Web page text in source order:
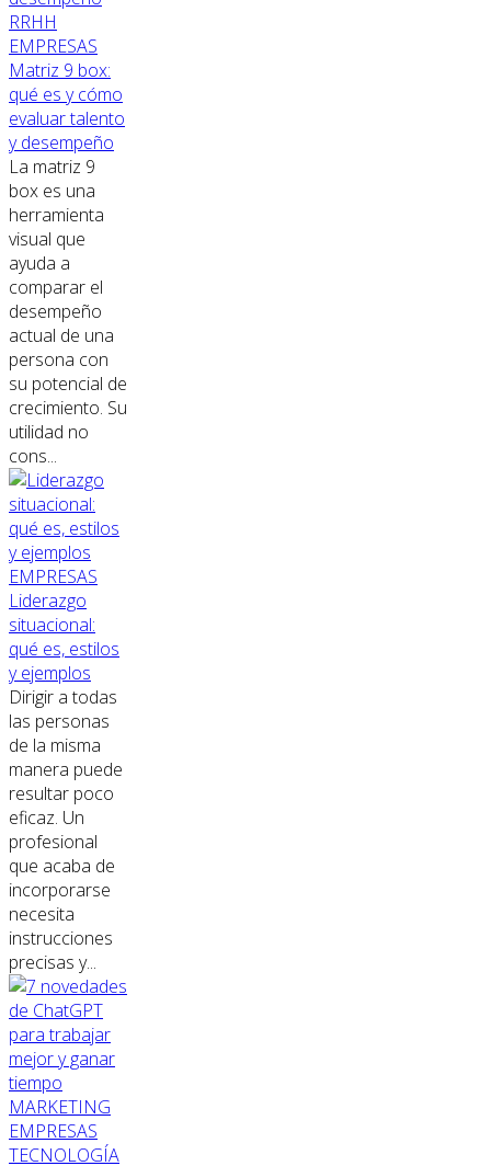
RRHH
EMPRESAS
Matriz 9 box:
qué es y cómo
evaluar talento
y desempeño
La matriz 9
box es una
herramienta
visual que
ayuda a
comparar el
desempeño
actual de una
persona con
su potencial de
crecimiento. Su
utilidad no
cons...
EMPRESAS
Liderazgo
situacional:
qué es, estilos
y ejemplos
Dirigir a todas
las personas
de la misma
manera puede
resultar poco
eficaz. Un
profesional
que acaba de
incorporarse
necesita
instrucciones
precisas y...
MARKETING
EMPRESAS
TECNOLOGÍA